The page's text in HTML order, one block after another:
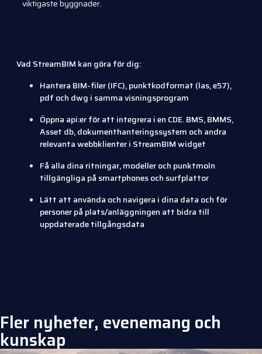
viktigaste byggnader.
Vad StreamBIM kan göra för dig:
Hantera BIM-filer (IFC), punktkodformat (las, e57),
pdf och dwg i samma visningsprogram
Öppna api:er för att integrera i en CDE. BMS, BMMS,
Asset db, dokumenthanteringssystem och andra
relevanta webbklienter i StreamBIM widget
Få alla dina ritningar, modeller och punktmoln
tillgängliga på smartphones och surfplattor
Lätt att använda och navigera i dina data och för
personer på plats/anläggningen att bidra till
uppdaterade tillgångsdata
Fler nyheter, evenemang och
kunskap